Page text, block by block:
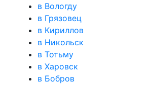
в Вологду
в Грязовец
в Кириллов
в Никольск
в Тотьму
в Харовск
в Бобров